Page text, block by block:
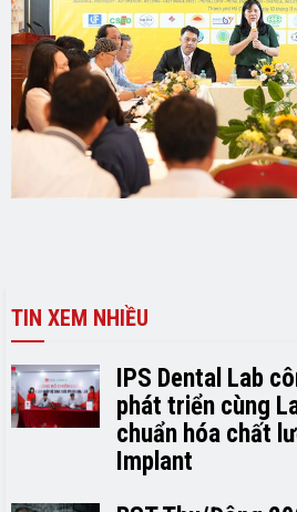
TIN XEM NHIỀU
IPS Dental Lab
phát triển cùng
chuẩn hóa chất
Implant